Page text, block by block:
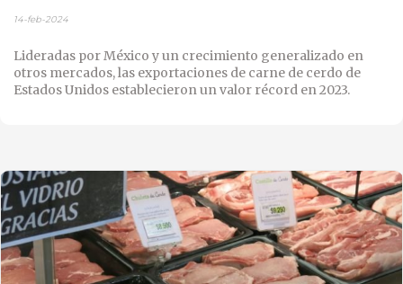
14-feb-2024
Lideradas por México y un crecimiento generalizado en
otros mercados, las exportaciones de carne de cerdo de
Estados Unidos establecieron un valor récord en 2023.